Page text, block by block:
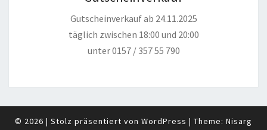
Gutscheinverkauf ab 24.11.2025
täglich zwischen 18:00 und 20:00
unter 0157 / 357 55 790
© 2026 | Stolz präsentiert von WordPress | Theme: Nisarg